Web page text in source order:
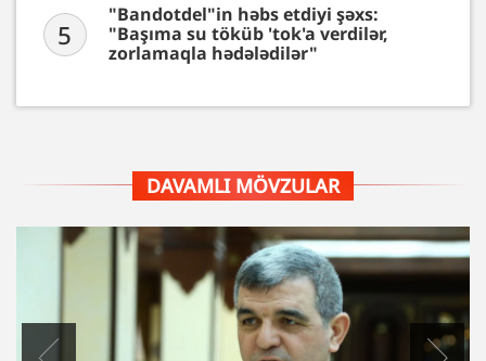
5
"Bandotdel"in həbs etdiyi şəxs:
"Başıma su töküb 'tok'a verdilər,
zorlamaqla hədələdilər"
DAVAMLI MÖVZULAR